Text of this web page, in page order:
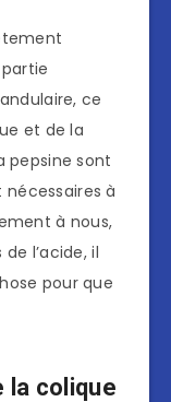
ce
et de la
pepsine sont
à
à nous,
l’acide, il
pour que
la colique